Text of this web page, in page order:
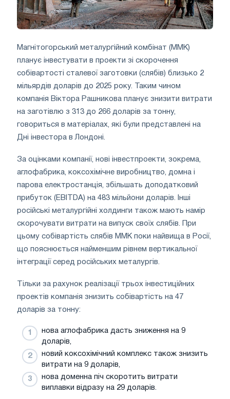
Магнітогорський металургійний комбінат (ММК)
планує інвестувати в проекти зі скорочення
собівартості сталевої заготовки (слябів) близько 2
мільярдів доларів до 2025 року. Таким чином
компанія Віктора Рашникова планує знизити витрати
на заготівлю з 313 до 266 доларів за тонну,
говориться в матеріалах, які були представлені на
Дні інвестора в Лондоні.
За оцінками компанії, нові інвестпроекти, зокрема,
аглофабрика, коксохімічне виробництво, домна і
парова електростанція, збільшать доподатковий
прибуток (EBITDA) на 483 мільйони доларів. Інші
російські металургійні холдинги також мають намір
скорочувати витрати на випуск своїх слябів. При
цьому собівартість слябів ММК поки найвища в Росії,
що пояснюється найменшим рівнем вертикальної
інтеграції серед російських металургів.
Тільки за рахунок реалізації трьох інвестиційних
проектів компанія знизить собівартість на 47
доларів за тонну:
нова аглофабрика дасть зниження на 9
доларів,
новий коксохімічний комплекс також знизить
витрати на 9 доларів,
нова доменна піч скоротить витрати
виплавки відразу на 29 доларів.